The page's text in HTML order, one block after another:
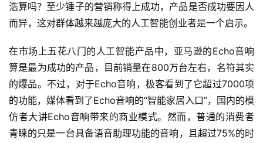
浩算吗？至少锤子的营销称得上成功，产品是否成功要因人
而异，这对群体越来越庞大的人工智能创业者是一个启示。
在市场上五花八门的人工智能产品中，亚马逊的Echo音响
算是最为成功的产品，目前销量在800万台左右，名符其实
的爆品。不过，对于Echo音响，极客看到了它超过7000项
的功能，媒体看到了Echo音响的“智能家居入口”，国内的模
仿者大讲Echo音响带来的商业模式。然而，普通的消费者
青睐的只是一台具备语音助理功能的音响，且超过75%的时